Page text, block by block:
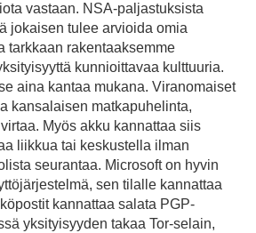
vastaan. NSA-paljastuksista
jokaisen tulee arvioida omia
tarkkaan rakentaaksemme
kunnioittavaa kulttuuria.
aina kantaa mukana. Viranomaiset
kansalaisen matkapuhelinta,
Myös akku kannattaa siis
liikkua tai keskustella ilman
seurantaa. Microsoft on hyvin
sen tilalle kannattaa
kannattaa salata PGP-
yksityisyyden takaa Tor-selain,